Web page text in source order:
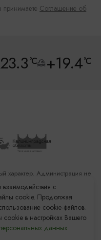
Соглашение об
°C +19.4°C
центр
характер. Администрация не
предоставленныхс
cookie. Продолжая
cookie-файлов.
cookie в настройках Вашего
данных.